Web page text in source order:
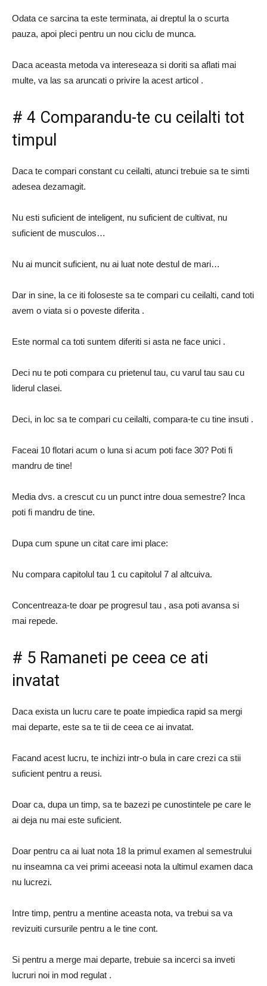
Odata ce sarcina ta este terminata, ai dreptul la o scurta
pauza, apoi pleci pentru un nou ciclu de munca.
Daca aceasta metoda va intereseaza si doriti sa aflati mai
multe, va las sa aruncati o privire la acest articol .
# 4 Comparandu-te cu ceilalti tot
timpul
Daca te compari constant cu ceilalti, atunci trebuie sa te simti
adesea dezamagit.
Nu esti suficient de inteligent, nu suficient de cultivat, nu
suficient de musculos…
Nu ai muncit suficient, nu ai luat note destul de mari…
Dar in sine, la ce iti foloseste sa te compari cu ceilalti, cand toti
avem o viata si o poveste diferita .
Este normal ca toti suntem diferiti si asta ne face unici .
Deci nu te poti compara cu prietenul tau, cu varul tau sau cu
liderul clasei.
Deci, in loc sa te compari cu ceilalti, compara-te cu tine insuti .
Faceai 10 flotari acum o luna si acum poti face 30? Poti fi
mandru de tine!
Media dvs. a crescut cu un punct intre doua semestre? Inca
poti fi mandru de tine.
Dupa cum spune un citat care imi place:
Nu compara capitolul tau 1 cu capitolul 7 al altcuiva.
Concentreaza-te doar pe progresul tau , asa poti avansa si
mai repede.
# 5 Ramaneti pe ceea ce ati
invatat
Daca exista un lucru care te poate impiedica rapid sa mergi
mai departe, este sa te tii de ceea ce ai invatat.
Facand acest lucru, te inchizi intr-o bula in care crezi ca stii
suficient pentru a reusi.
Doar ca, dupa un timp, sa te bazezi pe cunostintele pe care le
ai deja nu mai este suficient.
Doar pentru ca ai luat nota 18 la primul examen al semestrului
nu inseamna ca vei primi aceeasi nota la ultimul examen daca
nu lucrezi.
Intre timp, pentru a mentine aceasta nota, va trebui sa va
revizuiti cursurile pentru a le tine cont.
Si pentru a merge mai departe, trebuie sa incerci sa inveti
lucruri noi in mod regulat .